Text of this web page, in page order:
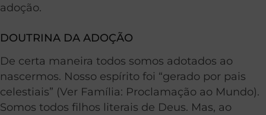
adoção.
DOUTRINA DA ADOÇÃO
De certa maneira todos somos adotados ao
nascermos. Nosso espírito foi “gerado por pais
celestiais” (Ver Família: Proclamação ao Mundo).
Somos todos filhos literais de Deus. Mas, ao